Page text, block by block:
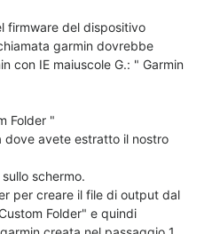
firmware del dispositivo
garmin dovrebbe
con IE maiuscole G.: " Garmin
Folder "
dove avete estratto il nostro
schermo.
per creare il file di output dal
Folder" e quindi